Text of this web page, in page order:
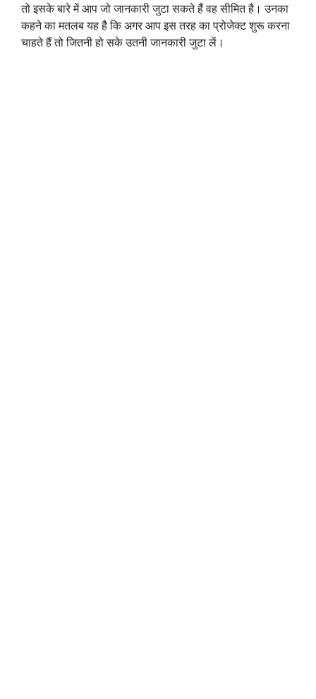
तो इसके बारे में आप जो जानकारी जुटा सकते हैं वह सीमित है। उनका
कहने का मतलब यह है कि अगर आप इस तरह का प्रोजेक्ट शुरू करना
चाहते हैं तो जितनी हो सके उतनी जानकारी जुटा लें।